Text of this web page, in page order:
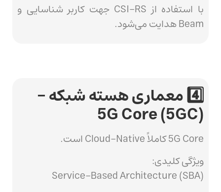
با استفاده از CSI-RS جهت کاربر شناسایی و
Beam هدایت می‌شود.
4️⃣ معماری هسته شبکه –
5G Core (5GC)
5G Core کاملاً Cloud-Native است.
ویژگی کلیدی:
Service-Based Architecture (SBA)